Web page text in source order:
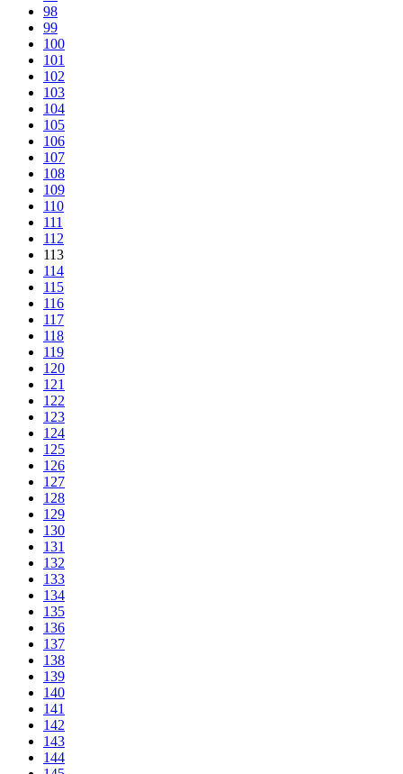
98
99
100
101
102
103
104
105
106
107
108
109
110
111
112
113
114
115
116
117
118
119
120
121
122
123
124
125
126
127
128
129
130
131
132
133
134
135
136
137
138
139
140
141
142
143
144